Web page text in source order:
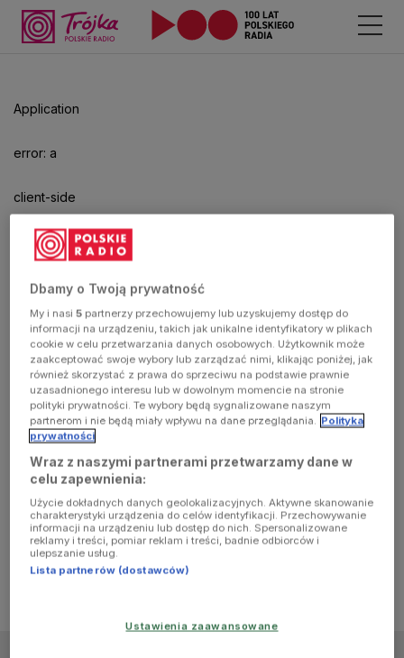
Application
error: a
client-side
exception
has
occurred
(see the
browser
console for
more
information)
Dbamy o Twoją prywatność
My i nasi5 partnerzy przechowujemy lub uzyskujemy dostęp do
informacji na urządzeniu, takich jak unikalne identyfikatory w plikach
cookie w celu przetwarzania danych osobowych. Użytkownik może
zaakceptować swoje wybory lub zarządzać nimi, klikając poniżej, jak
również skorzystać z prawa do sprzeciwu na podstawie prawnie
uzasadnionego interesu lub w dowolnym momencie na stronie
polityki prywatności. Te wybory będą sygnalizowane naszym
partnerom i nie będą miały wpływu na dane przeglądania. Polityka
prywatności
Wraz z naszymi partnerami przetwarzamy dane w
celu zapewnienia:
Użycie dokładnych danych geolokalizacyjnych. Aktywne skanowanie
charakterystyki urządzenia do celów identyfikacji. Przechowywanie
informacji na urządzeniu lub dostęp do nich. Spersonalizowane
reklamy i treści, pomiar reklam i treści, badnie odbiorców i
ulepszanie usług.
Lista partnerów (dostawców)
Ustawienia zaawansowane